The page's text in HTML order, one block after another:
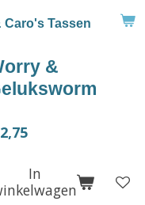
Caro's Tassen
&
In